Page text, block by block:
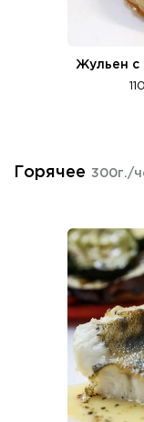
Жульен с
Горячее 300г./